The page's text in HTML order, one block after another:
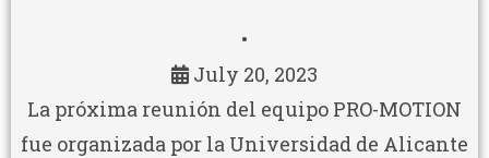
•
July 20, 2023
La próxima reunión del equipo PRO-MOTION
fue organizada por la Universidad de Alicante